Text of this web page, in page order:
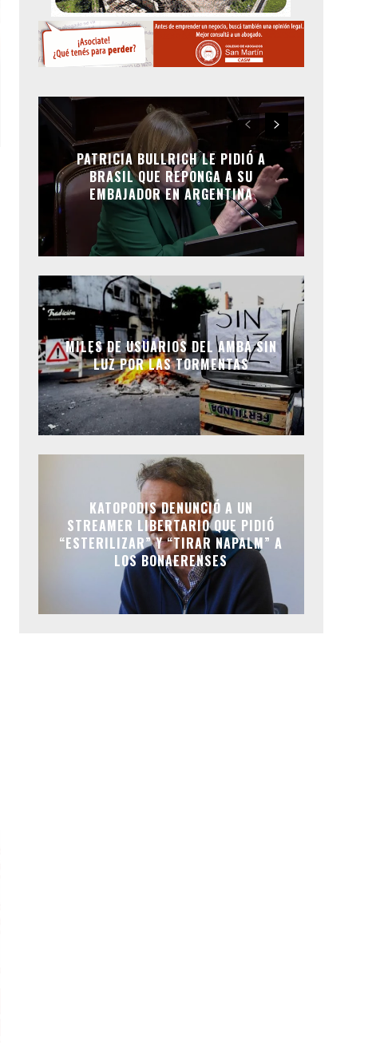
PATRICIA BULLRICH LE PIDIÓ A
BRASIL QUE REPONGA A SU
EMBAJADOR EN ARGENTINA
MILES DE USUARIOS DEL AMBA SIN
LUZ POR LAS TORMENTAS
KATOPODIS DENUNCIÓ A UN
STREAMER LIBERTARIO QUE PIDIÓ
“ESTERILIZAR” Y “TIRAR NAPALM” A
LOS BONAERENSES